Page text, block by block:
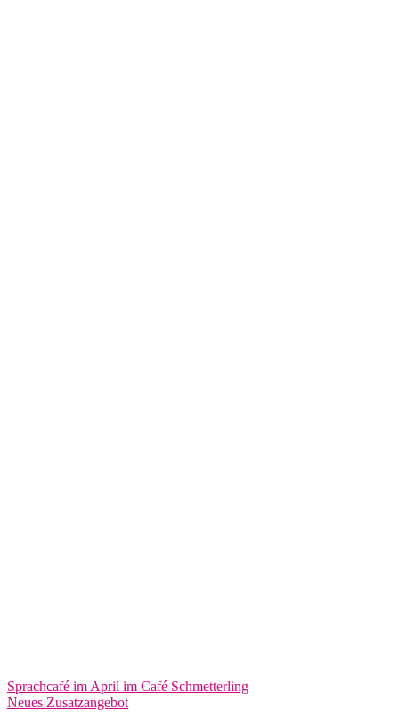
Sprachcafé im April im Café Schmetterling
Neues Zusatzangebot